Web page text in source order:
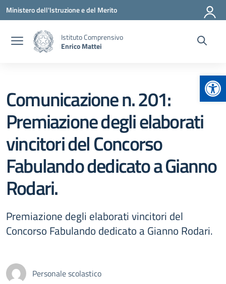
Vai ai contenuti
Vai al menu di navigazione
Vai al footer
Ministero dell'Istruzione e del Merito
Istituto Comprensivo
Enrico Mattei
Comunicazione n. 201:
Premiazione degli elaborati
vincitori del Concorso
Fabulando dedicato a Gianno
Rodari.
Premiazione degli elaborati vincitori del
Concorso Fabulando dedicato a Gianno Rodari.
Personale scolastico